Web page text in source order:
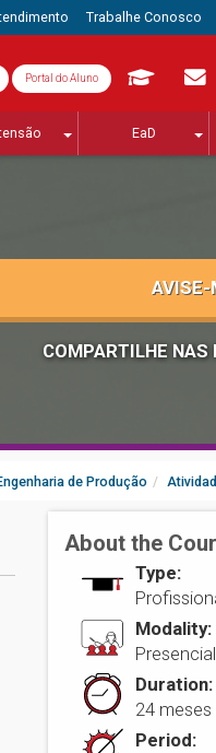
Trabalhe Conosco
Portal do Aluno
EaD
AVISE-
COMPARTILHE NAS
de Produção
About the
Type:
Modality:
Presencial
Duration:
24 meses
Period: